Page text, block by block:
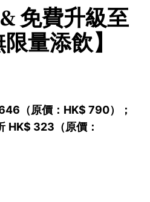
& 免費升級至
量添飲】
（原價：HK$ 790）；
HK$ 323（原價：